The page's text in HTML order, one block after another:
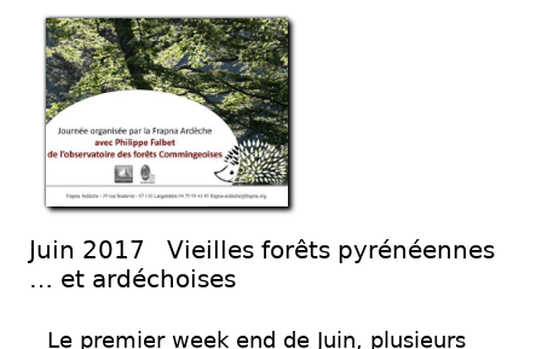
Juin 2017 Vieilles forêts pyrénéennes
… et ardéchoises
Le premier week end de Juin, plusieurs